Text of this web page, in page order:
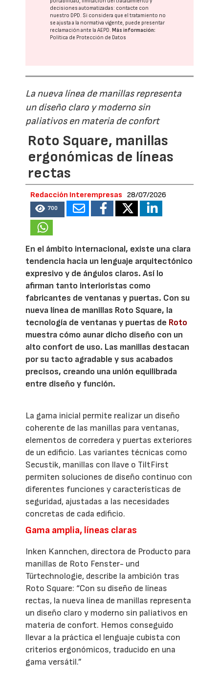
decisiones automatizadas: contacte con
nuestro DPD. Si considera que el tratamiento no
se ajusta a la normativa vigente, puede presentar
reclamación ante laAEPD. Más información:
Política de Protección de Datos
La nueva línea de manillas representa
un diseño claro y moderno sin
paliativos en materia de confort
Roto Square, manillas
ergonómicas de líneas
rectas
Redacción Interempresas 28/07/2026
700
En el ámbito internacional, existe una clara
tendencia hacia un lenguaje arquitectónico
expresivo y de ángulos claros. Así lo
afirman tanto interioristas como
fabricantes de ventanas y puertas. Con su
nueva línea de manillas Roto Square, la
tecnología de ventanas y puertas de Roto
muestra cómo aunar dicho diseño con un
alto confort de uso. Las manillas destacan
por su tacto agradable y sus acabados
precisos, creando una unión equilibrada
entre diseño y función.
La gama inicial permite realizar un diseño
coherente de las manillas para ventanas,
elementos de corredera y puertas exteriores
de un edificio. Las variantes técnicas como
Secustik, manillas con llave o TiltFirst
permiten soluciones de diseño continuo con
diferentes funciones y características de
seguridad, ajustadas a las necesidades
concretas de cada edificio.
Gama amplia, líneas claras
Inken Kannchen, directora de Producto para
manillas de Roto Fenster- und
Türtechnologie, describe la ambición tras
Roto Square: “Con su diseño de líneas
rectas, la nueva línea de manillas representa
un diseño claro y moderno sin paliativos en
materia de confort. Hemos conseguido
llevar a la práctica el lenguaje cubista con
criterios ergonómicos, traducido en una
gama versátil.”